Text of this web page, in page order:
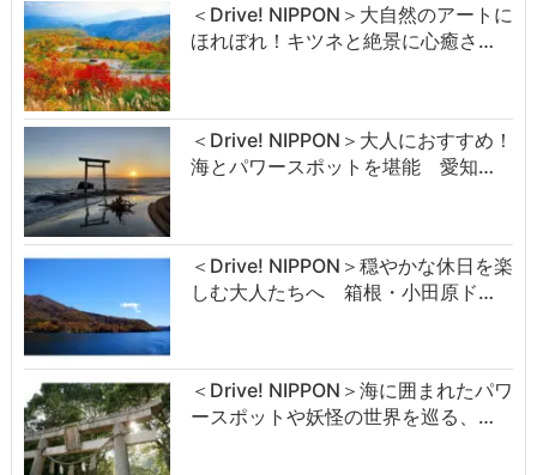
＜Drive! NIPPON＞大自然のアートに
ほれぼれ！キツネと絶景に心癒さ…
＜Drive! NIPPON＞大人におすすめ！
海とパワースポットを堪能 愛知…
＜Drive! NIPPON＞穏やかな休日を楽
しむ大人たちへ 箱根・小田原ド…
＜Drive! NIPPON＞海に囲まれたパワ
ースポットや妖怪の世界を巡る、…